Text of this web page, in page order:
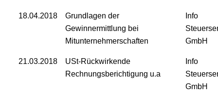
18.04.2018
Grundlagen der
Gewinnermittlung bei
Mitunternehmerschaften
Info
GmbH
21.03.2018
USt-Rückwirkende
Rechnungsberichtigung u.a
Info
GmbH